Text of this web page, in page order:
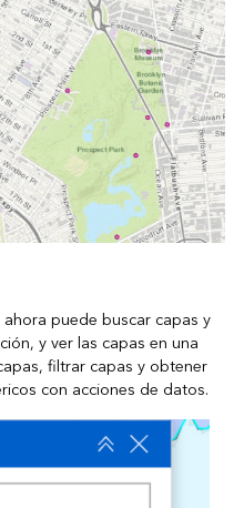
puede buscar capas y
y ver las capas en una
filtrar capas y obtener
con acciones de datos.